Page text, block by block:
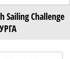
Sailing Challenge